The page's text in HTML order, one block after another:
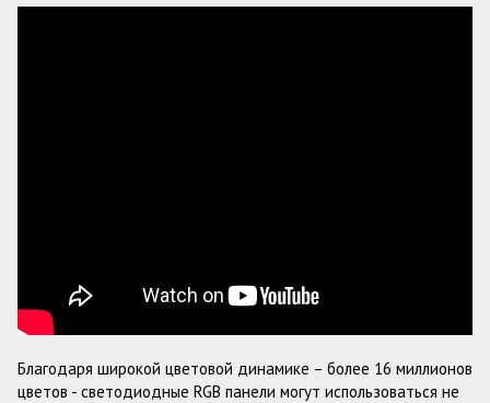
Благодаря широкой цветовой динамике – более 16 миллионов
цветов - светодиодные RGB панели могут использоваться не